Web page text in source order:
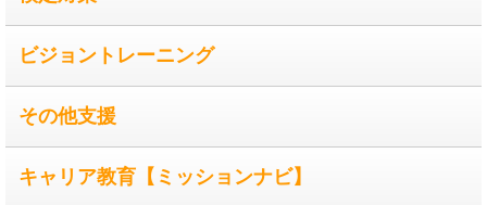
ビジョントレーニング
その他支援
キャリア教育【ミッションナビ】